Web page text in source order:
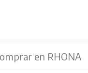
en RHONA